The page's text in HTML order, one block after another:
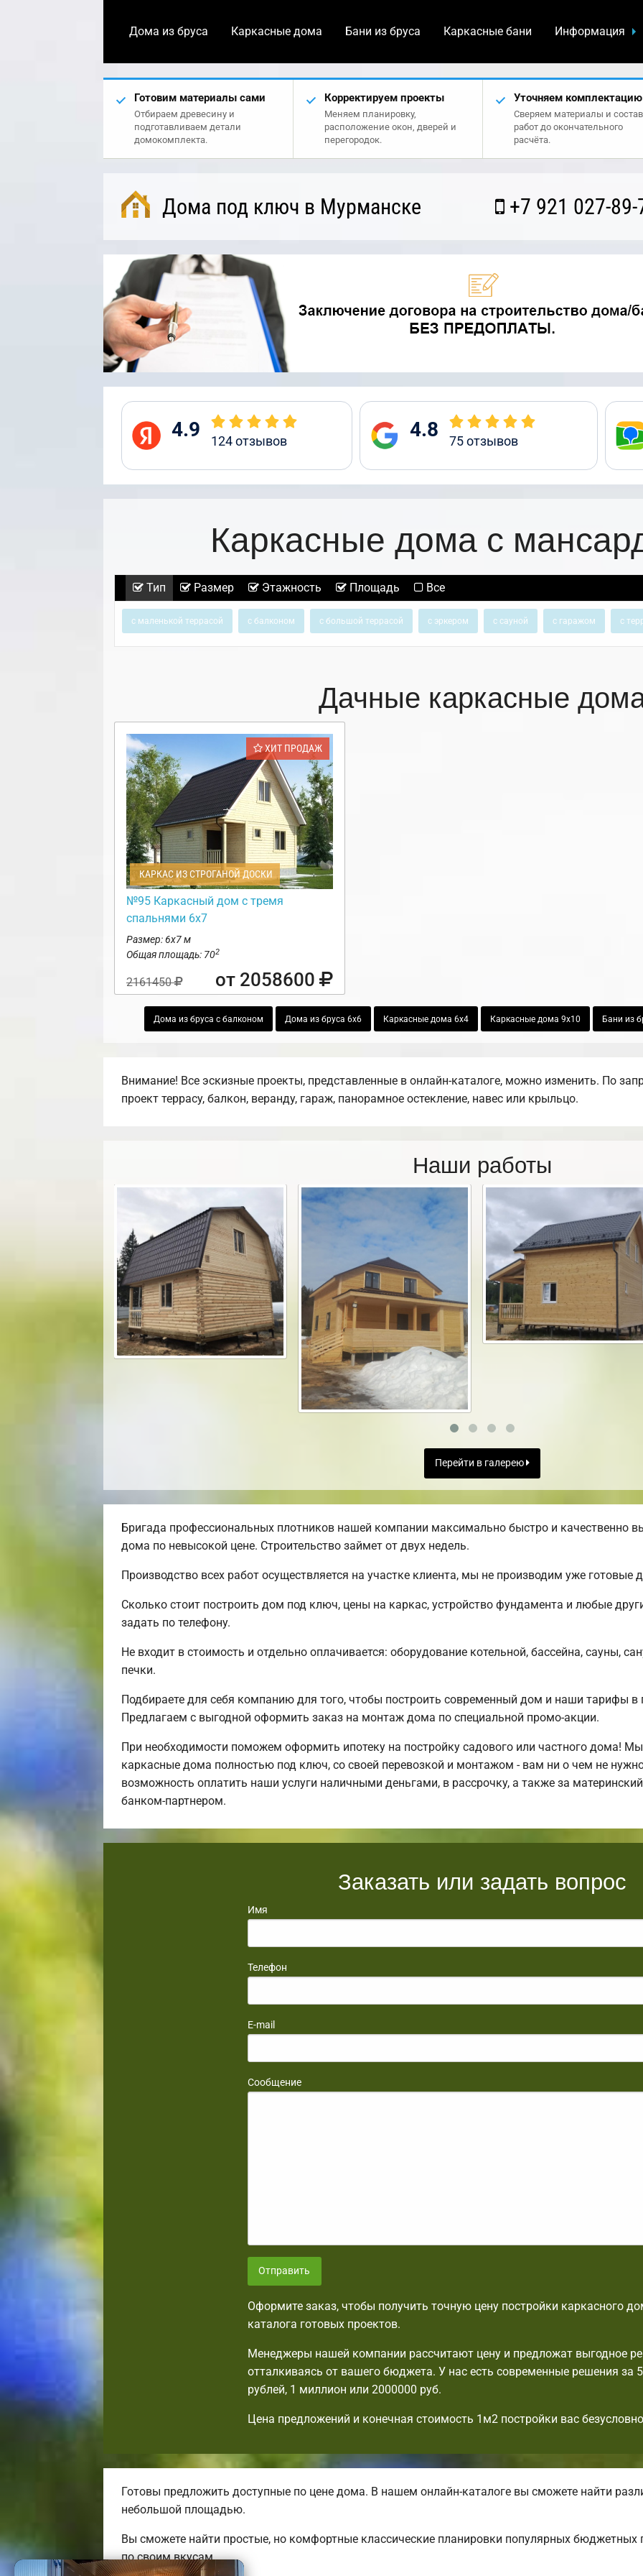
Дома из бруса Каркасные дома Бани из бруса Каркасные бани Информация
Готовим материалы сами
Отбираем древесину и
подготавливаем детали
домокомплекта.
Корректируем проекты
Меняем планировку,
расположение окон, дверей и
перегородок.
Уточняем комплектацию
Сверяем материалы и состав
работ до окончательного
расчёта.
Дома под ключ в Мурманске +7 921 027-89-
4.9 124отзывов 4.8 75отзывов
Каркасные дома с
Тип Размер Этажность Площадь Все
с маленькой террасой с балконом с большой террасой с эркером с сауной с гаражом с
Дачные каркасные
ХИТ ПРОДАЖ
КАРКАС ИЗ СТРОГАНОЙ ДОСКИ
№95 Каркасный дом с тремя
спальнями 6х7
Размер: 6х7 м
Общая площадь: 702
2161450 от 2058600
Дома из бруса с балконом Дома из бруса 6х6 Каркасные дома 6х4 Каркасные дома 9х10 Бани из
Внимание! Все эскизные проекты, представленные в онлайн-каталоге, можно изменить. По
проект террасу, балкон, веранду, гараж, панорамное остекление, навес или крыльцо.
Наши работы
Перейти в галерею
Бригада профессиональных плотников нашей компании максимально быстро и качественно
дома по невысокой цене. Строительство займет от двух недель.
Производство всех работ осуществляется на участке клиента, мы не производим уже
Сколько стоит построить дом под ключ, цены на каркас, устройство фундамента и любые
задать по телефону.
Не входит в стоимость и отдельно оплачивается: оборудование котельной, бассейна, сауны,
печки.
Подбираете для себя компанию для того, чтобы построить современный дом и наши тарифы в
Предлагаем с выгодной оформить заказ на монтаж дома по специальной промо-акции.
При необходимости поможем оформить ипотеку на постройку садового или частного дома!
каркасные дома полностью под ключ, со своей перевозкой и монтажом - вам ни о чем не
возможность оплатить наши услуги наличными деньгами, в рассрочку, а также за
банком-партнером.
Заказать или задать вопрос
Имя
Телефон
E-mail
Сообщение
Отправить
Оформите заказ, чтобы получить точную цену постройки каркасного
каталога готовых проектов.
Менеджеры нашей компании рассчитают цену и предложат выгодное
отталкиваясь от вашего бюджета. У нас есть современные решения за
рублей, 1 миллион или 2000000 руб.
Цена предложений и конечная стоимость 1м2 постройки вас
Готовы предложить доступные по цене дома. В нашем онлайн-каталоге вы сможете найти
небольшой площадью.
Вы сможете найти простые, но комфортные классические планировки популярных
по своим вкусам.